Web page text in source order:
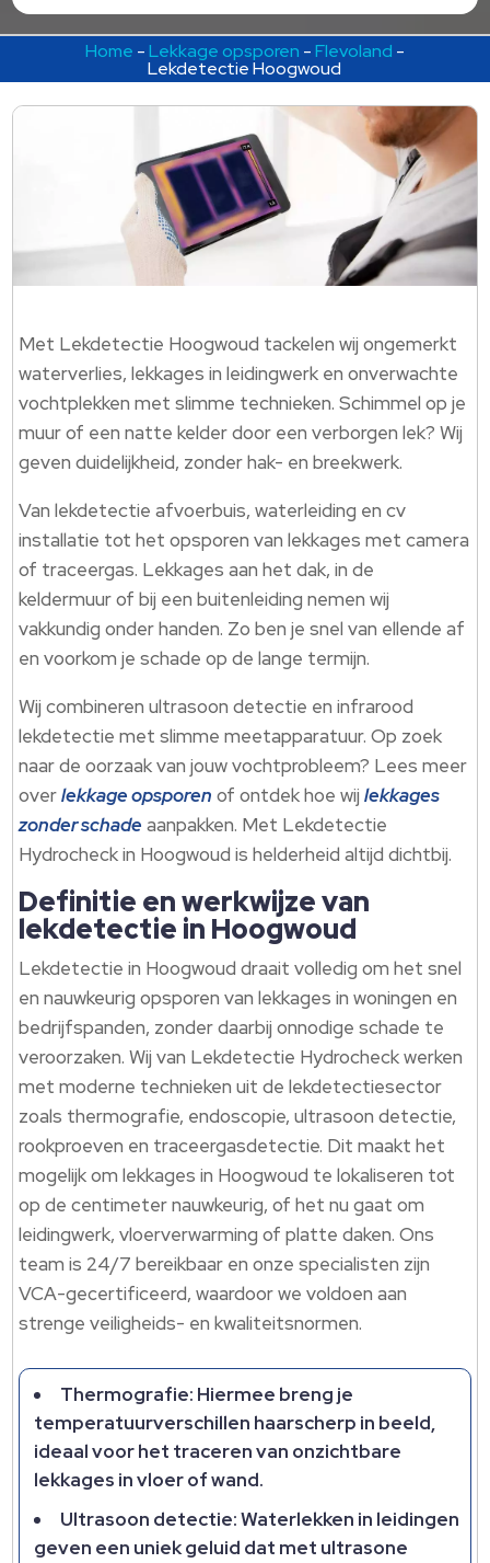
Home -Lekkage opsporen -Flevoland -
Lekdetectie Hoogwoud
Met Lekdetectie Hoogwoud tackelen wij ongemerkt
waterverlies, lekkages in leidingwerk en onverwachte
vochtplekken met slimme technieken.​ Schimmel op je
muur of een natte kelder door een verborgen lek? Wij
geven duidelijkheid, zonder hak- en breekwerk.​
Van lekdetectie afvoerbuis, waterleiding en cv
installatie tot het opsporen van lekkages met camera
of traceergas.​ Lekkages aan het dak, in de
keldermuur of bij een buitenleiding nemen wij
vakkundig onder handen.​ Zo ben je snel van ellende af
en voorkom je schade op de lange termijn.​
Wij combineren ultrasoon detectie en infrarood
lekdetectie met slimme meetapparatuur.​ Op zoek
naar de oorzaak van jouw vochtprobleem? Lees meer
overlekkage opsporen of ontdek hoe wijlekkages
zonder schade aanpakken.​ Met Lekdetectie
Hydrocheck in Hoogwoud is helderheid altijd dichtbij.​
Definitie en werkwijze van
lekdetectie in Hoogwoud
Lekdetectie in Hoogwoud draait volledig om het snel
en nauwkeurig opsporen van lekkages in woningen en
bedrijfspanden, zonder daarbij onnodige schade te
veroorzaken.​ Wij van Lekdetectie Hydrocheck werken
met moderne technieken uit de lekdetectiesector
zoals thermografie, endoscopie, ultrasoon detectie,
rookproeven en traceergasdetectie.​ Dit maakt het
mogelijk om lekkages in Hoogwoud te lokaliseren tot
op de centimeter nauwkeurig, of het nu gaat om
leidingwerk, vloerverwarming of platte daken.​ Ons
team is 24/7 bereikbaar en onze specialisten zijn
VCA-gecertificeerd, waardoor we voldoen aan
strenge veiligheids- en kwaliteitsnormen.​
Thermografie: Hiermee breng je
temperatuurverschillen haarscherp in beeld,
ideaal voor het traceren van onzichtbare
lekkages in vloer of wand.​
Ultrasoon detectie: Waterlekken in leidingen
geven een uniek geluid dat met ultrasone